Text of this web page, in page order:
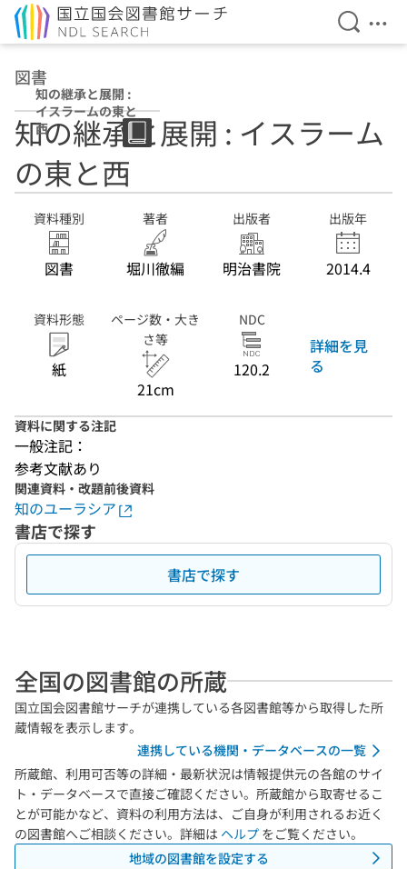
検索を
メ
図書
知の継承と展開 :
イスラームの東と
西
知の継承と展開 : イスラーム
の東と西
資料種別
図書
著者
堀川徹編
出版者
明治書院
出版年
2014.4
資料形態
紙
ページ数・大き
さ等
21cm
NDC
120.2
詳細を見
る
資料に関する注記
一般注記：
参考文献あり
関連資料・改題前後資料
知のユーラシア
書店で探す
書店で探す
全国の図書館の所蔵
国立国会図書館サーチが連携している各図書館等から取得した所
蔵情報を表示します。
連携している機関・データベースの一覧
所蔵館、利用可否等の詳細・最新状況は情報提供元の各館のサイ
ト・データベースで直接ご確認ください。所蔵館から取寄せるこ
とが可能かなど、資料の利用方法は、ご自身が利用されるお近く
の図書館へご相談ください。詳細は ヘルプ をご覧ください。
地域の図書館を設定する